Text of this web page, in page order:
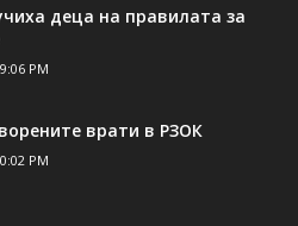
деца на правилата за
PM
врати в РЗОК
PM